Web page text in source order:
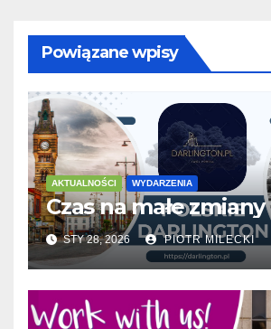
Powiązane wpisy
AKTUALNOŚCI WYDARZENIA
Czas na małe zmiany
STY 28, 2026 PIOTR MILECKI